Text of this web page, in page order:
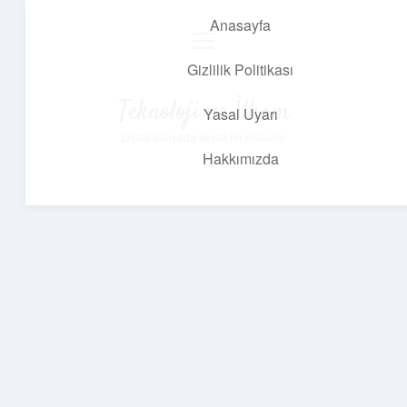
Anasayfa
Gizlilik Politikası
Yasal Uyarı
Hakkımızda
Teknoloji ve İlham